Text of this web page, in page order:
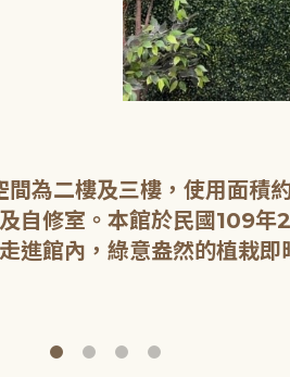
為二樓及三樓，使用面積
自修室。本館於民國109
進館內，綠意盎然的植栽即